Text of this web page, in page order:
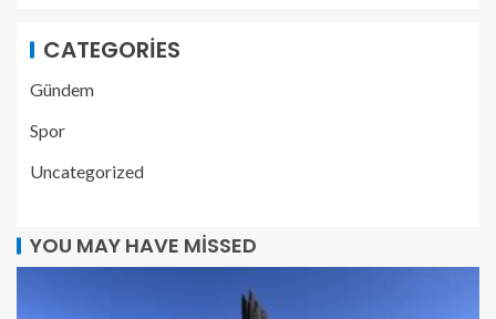
CATEGORIES
Gündem
Spor
Uncategorized
YOU MAY HAVE MISSED